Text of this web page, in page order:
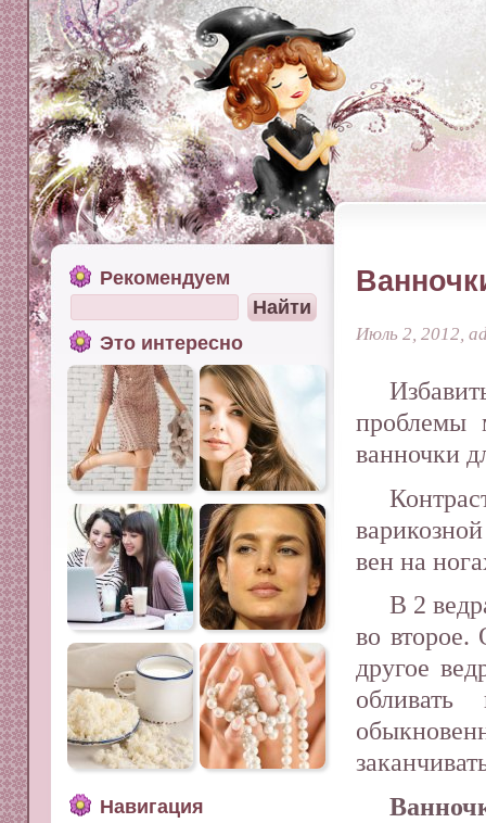
Июль 2, 2012,
проблемы
ванночки
вен на
В 2
во второе.
другое
Рекомендуем
Это интересно
Навигация